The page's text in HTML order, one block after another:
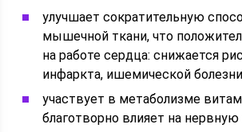
улучшает сократительную
мышечной ткани, что
на работе сердца: снижается
инфаркта, ишемической
участвует в метаболизме
благотворно влияет на